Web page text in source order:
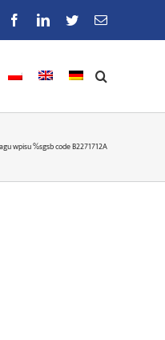
FacebookLinkedIn
TwitterE-
wpisu %sgsb code B2271712A